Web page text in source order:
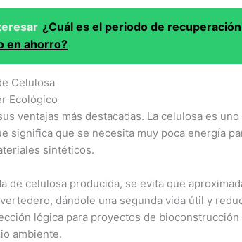
¿Cuál es el periodo de
en ahorro?
Celulosa
Ecológico
ventajas más destacadas. La celulosa es
significa que se necesita muy poca energía
sintéticos.
de celulosa producida, se evita que
dándole una segunda vida útil y
lógica para proyectos de
ambiente.